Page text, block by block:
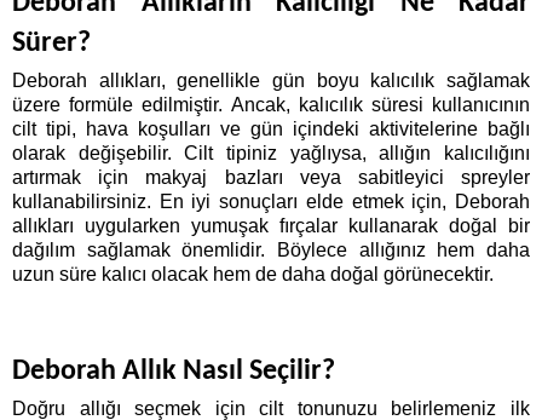
Sürer?
Deborah allıkları, genellikle gün boyu kalıcılık sağlamak
üzere formüle edilmiştir. Ancak, kalıcılık süresi kullanıcının
cilt tipi, hava koşulları ve gün içindeki aktivitelerine bağlı
olarak değişebilir. Cilt tipiniz yağlıysa, allığın kalıcılığını
artırmak için makyaj bazları veya sabitleyici spreyler
kullanabilirsiniz. En iyi sonuçları elde etmek için, Deborah
allıkları uygularken yumuşak fırçalar kullanarak doğal bir
dağılım sağlamak önemlidir. Böylece allığınız hem daha
uzun süre kalıcı olacak hem de daha doğal görünecektir.
Deborah Allık Nasıl Seçilir?
Doğru allığı seçmek için cilt tonunuzu belirlemeniz ilk